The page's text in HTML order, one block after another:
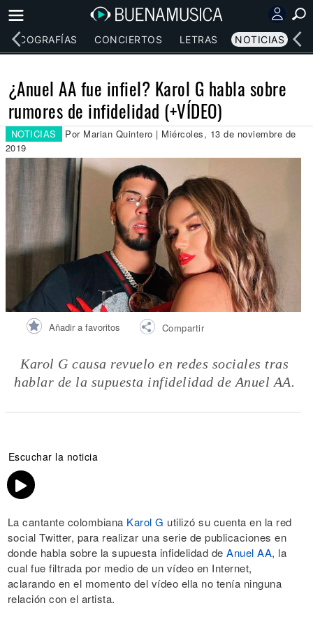
DISCOGRAFÍAS CONCIERTOS LETRAS NOTICIAS
¿Anuel AA fue infiel? Karol G habla sobre
rumores de infidelidad (+VÍDEO)
NOTICIAS
Por Marian Quintero | Miércoles, 13 de noviembre de
2019
Añadir a favoritos Compartir
Karol G causa revuelo en redes sociales tras
hablar de la supuesta infidelidad de Anuel AA.
Escuchar la noticia
La cantante colombiana Karol G utilizó su cuenta en la red
social Twitter, para realizar una serie de publicaciones en
donde habla sobre la supuesta infidelidad de Anuel AA, la
cual fue filtrada por medio de un vídeo en Internet,
aclarando en el momento del vídeo ella no tenía ninguna
relación con el artista.